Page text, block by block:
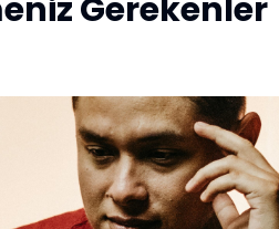
Gerekenler